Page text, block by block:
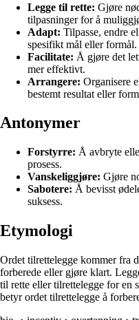
Legge til rette: Gjøre
tilpasninger for å
Adapt: Tilpasse, endre
spesifikt mål eller formål.
Facilitate: Å gjøre det
mer effektivt.
Arrangere: Organisere
bestemt resultat eller
Antonymer
Forstyrre: Å avbryte
prosess.
Vanskeliggjøre: Gjøre
Sabotere: Å bevisst
suksess.
Etymologi
Ordet tilrettelegge kommer fra
forberede eller gjøre klart.
til rette eller tilrettelegge for en
betyr ordet tilrettelegge å